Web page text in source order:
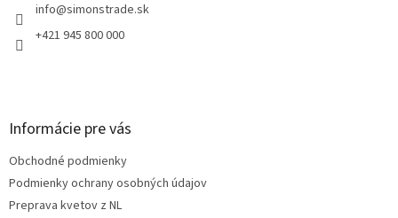
info@simonstrade.sk
+421 945 800 000
Informácie pre vás
Obchodné podmienky
Podmienky ochrany osobných údajov
Preprava kvetov z NL